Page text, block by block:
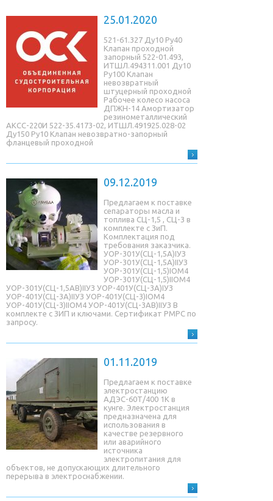
25.01.2020
521-61.327 Ду10 Ру40
Клапан проходной
запорный 522-01.493,
ИТШЛ.494311.001 Ду10
Ру100 Клапан
невозвратный
штуцерный проходной
Рабочее колесо насоса
ДПЖН-14 Амортизатор
резинометаллический
АКСС-220И 522-35.4173-02, ИТШЛ.491925.028-02
Ду150 Ру10 Клапан невозвратно-запорный
фланцевый проходной
09.12.2019
Предлагаем к поставке
сепараторы масла и
топлива СЦ-1,5 , СЦ-3 в
комплекте с ЗиП.
Комплектация под
требования заказчика.
УОР-301У(СЦ-1,5A)IУЗ
УОР-301У(СЦ-1,5A)IIУЗ
УОР-301У(СЦ-1,5)IОМ4
УОР-301У(СЦ-1,5)IIОМ4
УОР-301У(СЦ-1,5AB)IIУЗ УОР-401У(СЦ-3A)IУЗ
УОР-401У(СЦ-3A)IIУЗ УОР-401У(СЦ-3)IОМ4
УОР-401У(СЦ-3)IIОМ4 УОР-401У(СЦ-3AB)IIУЗ В
комплекте с ЗИП и ключами. Сертификат РМРС по
запросу.
01.11.2019
Предлагаем к поставке
электростанцию
АДЭС-60Т/400 1К в
кунге. Электростанция
предназначена для
использования в
качестве резервного
или аварийного
источника
электропитания для
объектов, не допускающих длительного
перерыва в электроснабжении.